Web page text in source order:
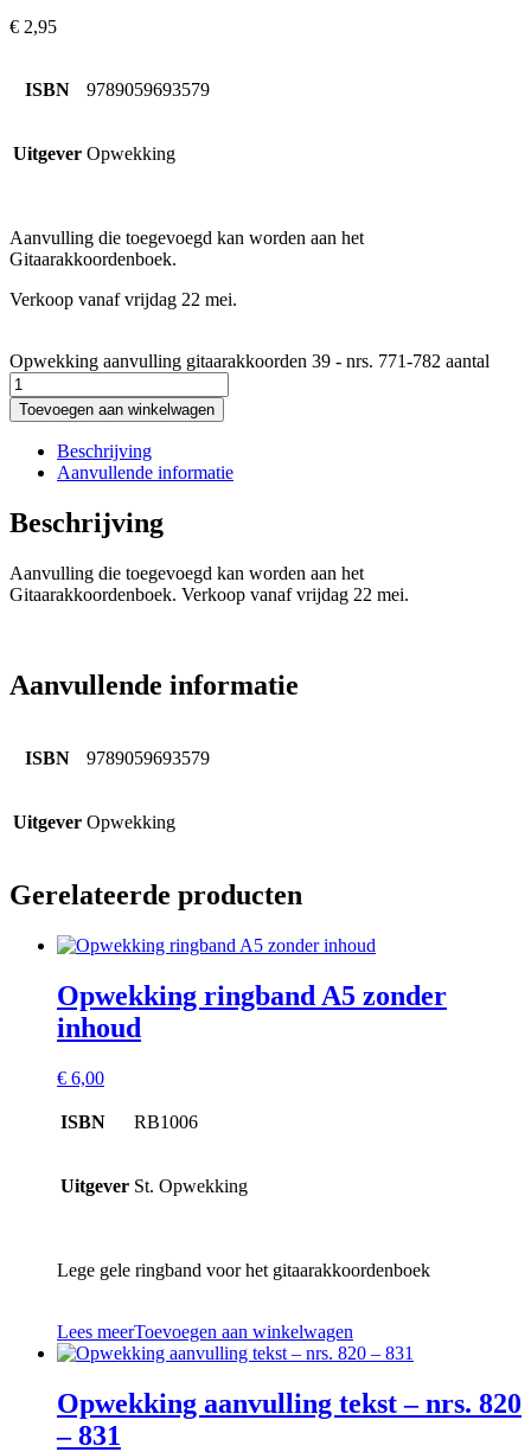
€ 2,95
ISBN 9789059693579
Uitgever Opwekking
Aanvulling die toegevoegd kan worden aan het
Gitaarakkoordenboek.
Verkoop vanaf vrijdag 22 mei.
Opwekking aanvulling gitaarakkoorden 39 - nrs. 771-782 aantal
Toevoegen aan winkelwagen
Beschrijving
Aanvullende informatie
Beschrijving
Aanvulling die toegevoegd kan worden aan het
Gitaarakkoordenboek. Verkoop vanaf vrijdag 22 mei.
Aanvullende informatie
ISBN 9789059693579
Uitgever Opwekking
Gerelateerde producten
Opwekking ringband A5 zonder
inhoud
€ 6,00
ISBN RB1006
Uitgever St. Opwekking
Lege gele ringband voor het gitaarakkoordenboek
Lees meerToevoegen aan winkelwagen
Opwekking aanvulling tekst – nrs. 820
– 831